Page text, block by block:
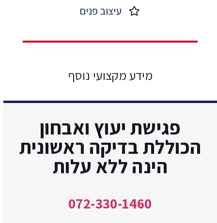
עיצוב פנים​
מידע מקצועי נוסף
פגישת יעוץ ואבחון
הכוללת בדיקה ראשונית
הינה ללא עלות
072-330-1460